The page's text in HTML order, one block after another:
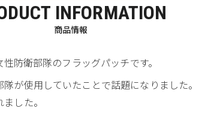
INFORMATION
商品情報
防衛部隊のフラッグパッチです。
が使用していたことで話題になりました。
した。